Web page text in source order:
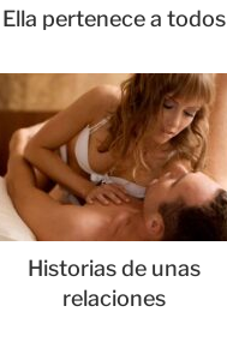
Ella pertenece a todos
Historias de unas
relaciones